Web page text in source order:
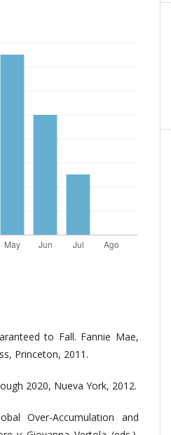
to Fall. Fannie Mae,
Princeton, 2011.
2020, Nueva York, 2012.
Over-Accumulation and